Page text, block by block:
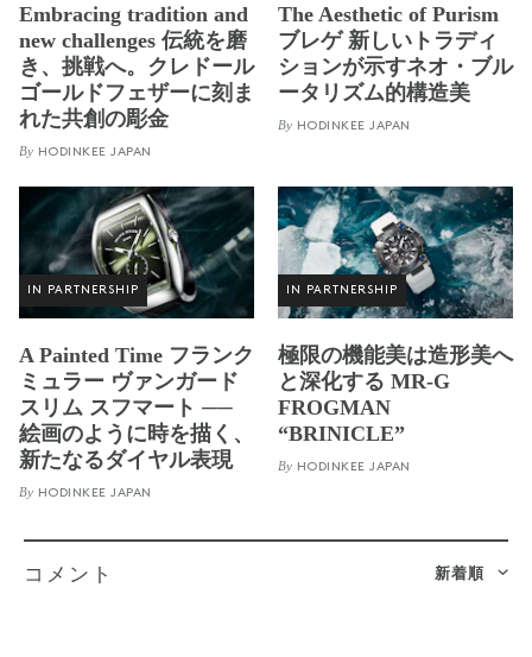
Embracing tradition and
new challenges 伝統を磨
き、挑戦へ。クレドール
ゴールドフェザーに刻ま
れた共創の彫金
By HODINKEE JAPAN
The Aesthetic of Purism
ブレゲ 新しいトラディ
ションが示すネオ・ブル
ータリズム的構造美
By HODINKEE JAPAN
IN PARTNERSHIP
A Painted Time フランク
ミュラー ヴァンガード
スリム スフマート ──
絵画のように時を描く、
新たなるダイヤル表現
By HODINKEE JAPAN
IN PARTNERSHIP
極限の機能美は造形美へ
と深化する MR-G
FROGMAN
“BRINICLE”
By HODINKEE JAPAN
新着順
コメント